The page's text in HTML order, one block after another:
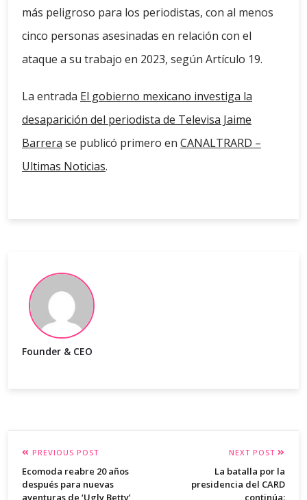
más peligroso para los periodistas, con al menos
cinco personas asesinadas en relación con el
ataque a su trabajo en 2023, según Artículo 19.
La entrada El gobierno mexicano investiga la
desaparición del periodista de Televisa Jaime
Barrera se publicó primero en CANALTRARD –
Ultimas Noticias.
Founder & CEO
PREVIOUS POST
Ecomoda reabre 20 años
después para nuevas
aventuras de ‘Ugly Betty’
NEXT POST
La batalla por la
presidencia del CARD
continúa: